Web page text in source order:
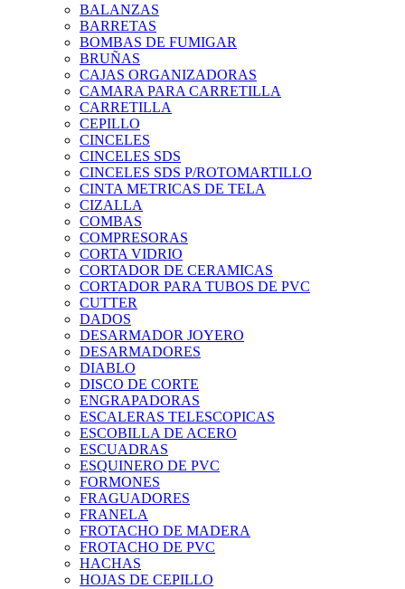
BALANZAS
BARRETAS
BOMBAS DE FUMIGAR
BRUÑAS
CAJAS ORGANIZADORAS
CAMARA PARA CARRETILLA
CARRETILLA
CEPILLO
CINCELES
CINCELES SDS
CINCELES SDS P/ROTOMARTILLO
CINTA METRICAS DE TELA
CIZALLA
COMBAS
COMPRESORAS
CORTA VIDRIO
CORTADOR DE CERAMICAS
CORTADOR PARA TUBOS DE PVC
CUTTER
DADOS
DESARMADOR JOYERO
DESARMADORES
DIABLO
DISCO DE CORTE
ENGRAPADORAS
ESCALERAS TELESCOPICAS
ESCOBILLA DE ACERO
ESCUADRAS
ESQUINERO DE PVC
FORMONES
FRAGUADORES
FRANELA
FROTACHO DE MADERA
FROTACHO DE PVC
HACHAS
HOJAS DE CEPILLO